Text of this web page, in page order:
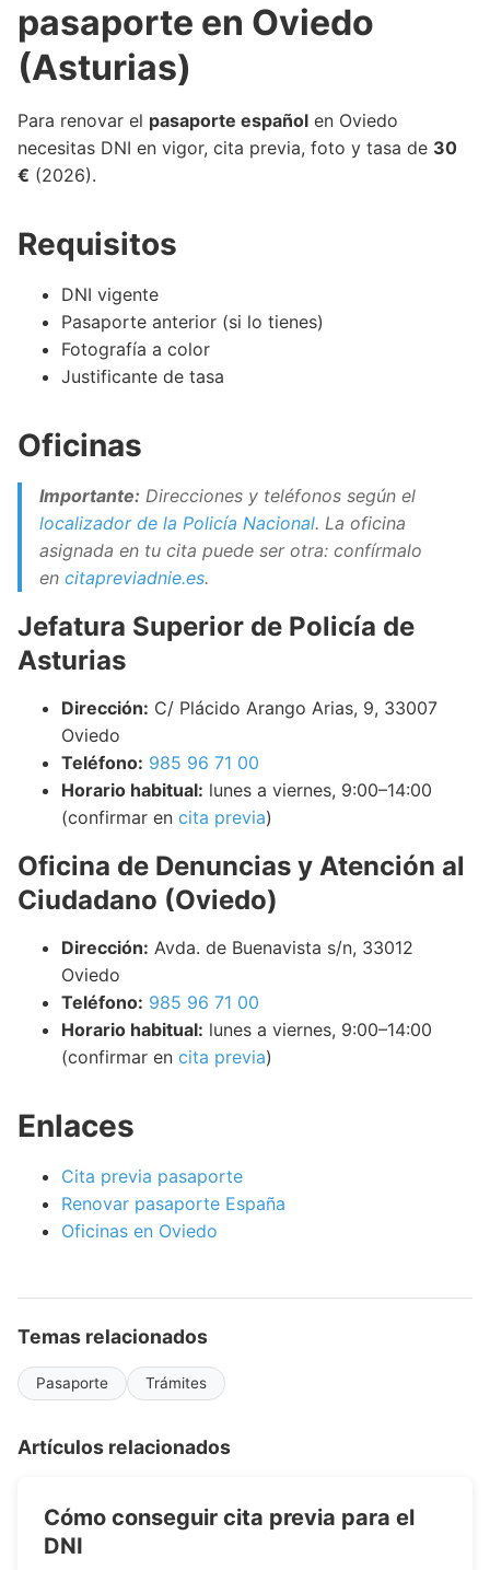
pasaporte en Oviedo
(Asturias)
Para renovar el pasaporte español en Oviedo
necesitas DNI en vigor, cita previa, foto y tasa de 30
€ (2026).
Requisitos
DNI vigente
Pasaporte anterior (si lo tienes)
Fotografía a color
Justificante de tasa
Oficinas
Importante: Direcciones y teléfonos según el
localizador de la Policía Nacional. La oficina
asignada en tu cita puede ser otra: confírmalo
en citapreviadnie.es.
Jefatura Superior de Policía de
Asturias
Dirección: C/ Plácido Arango Arias, 9, 33007
Oviedo
Teléfono: 985 96 71 00
Horario habitual: lunes a viernes, 9:00–14:00
(confirmar en cita previa)
Oficina de Denuncias y Atención al
Ciudadano (Oviedo)
Dirección: Avda. de Buenavista s/n, 33012
Oviedo
Teléfono: 985 96 71 00
Horario habitual: lunes a viernes, 9:00–14:00
(confirmar en cita previa)
Enlaces
Cita previa pasaporte
Renovar pasaporte España
Oficinas en Oviedo
Temas relacionados
Pasaporte Trámites
Artículos relacionados
Cómo conseguir cita previa para el
DNI